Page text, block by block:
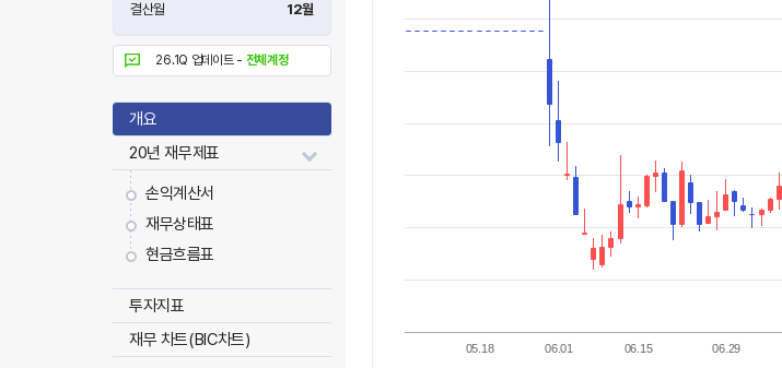
결산월
12월
26.1Q 업데이트 - 전체계정
개요
20년 재무제표
손익계산서
재무상태표
현금흐름표
투자지표
재무 차트(BIC차트)
05.18 06.01 06.15 06.29